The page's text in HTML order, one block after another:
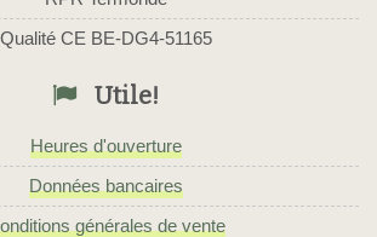
Qualité CE BE-DG4-51165
Utile!
Heures d'ouverture
Données bancaires
générales de vente